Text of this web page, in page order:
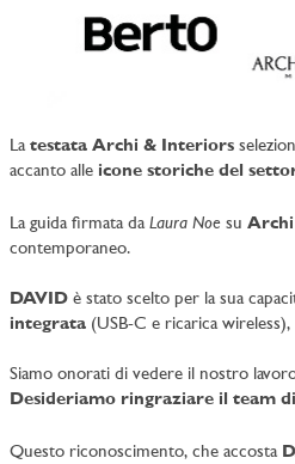
La testata Archi & Interiors
accanto alleicone storiche del
La guida firmata da Laura Noesu
contemporaneo.
DAVID è stato scelto per la sua
integrata(USB-C e ricarica wireless),
Siamo onorati di vedere il nostro
Desideriamo ringraziare il team
Questo riconoscimento, che accosta